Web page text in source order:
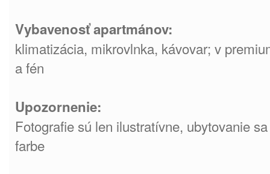
Vybavenosť apartmánov:
klimatizácia, mikrovlnka, kávovar; v
a fén
Upozornenie:
Fotografie sú len ilustratívne, ubytovanie
farbe